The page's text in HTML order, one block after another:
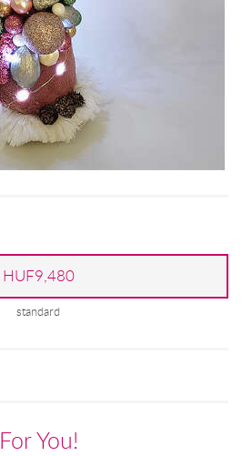
HUF9,480
standard
For You!